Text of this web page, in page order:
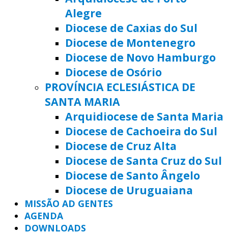
Alegre
Diocese de Caxias do Sul
Diocese de Montenegro
Diocese de Novo Hamburgo
Diocese de Osório
PROVÍNCIA ECLESIÁSTICA DE
SANTA MARIA
Arquidiocese de Santa Maria
Diocese de Cachoeira do Sul
Diocese de Cruz Alta
Diocese de Santa Cruz do Sul
Diocese de Santo Ângelo
Diocese de Uruguaiana
MISSÃO AD GENTES
AGENDA
DOWNLOADS